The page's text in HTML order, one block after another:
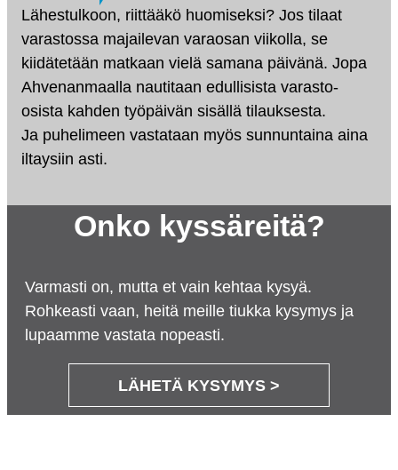
Lähestulkoon, riittääkö huomiseksi? Jos tilaat
varastossa majailevan varaosan viikolla, se
kiidätetään matkaan vielä samana päivänä. Jopa
Ahvenanmaalla nautitaan edullisista varasto-
osista kahden työpäivän sisällä tilauksesta.
Ja puhelimeen vastataan myös sunnuntaina aina
iltaysiin asti.
Onko kyssäreitä?
Varmasti on, mutta et vain kehtaa kysyä.
Rohkeasti vaan, heitä meille tiukka kysymys ja
lupaamme vastata nopeasti.
LÄHETÄ KYSYMYS >